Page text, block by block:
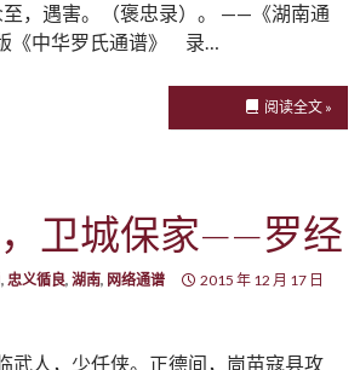
，遇害。（褒忠录）。 ——《湖南通
《中华罗氏通谱》 录…
阅读全文 »
，卫城保家——罗经
, 忠义循良, 湖南, 网络通谱
2015 年 12 月 17 日
人，少任侠。正德间，峝苗寇县攻